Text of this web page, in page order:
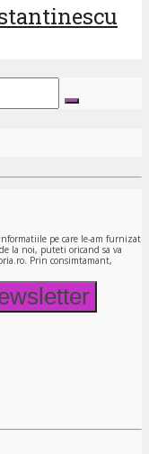
pe care le-am furnizat
la noi, puteti oricand sa va
Prin consimtamant,